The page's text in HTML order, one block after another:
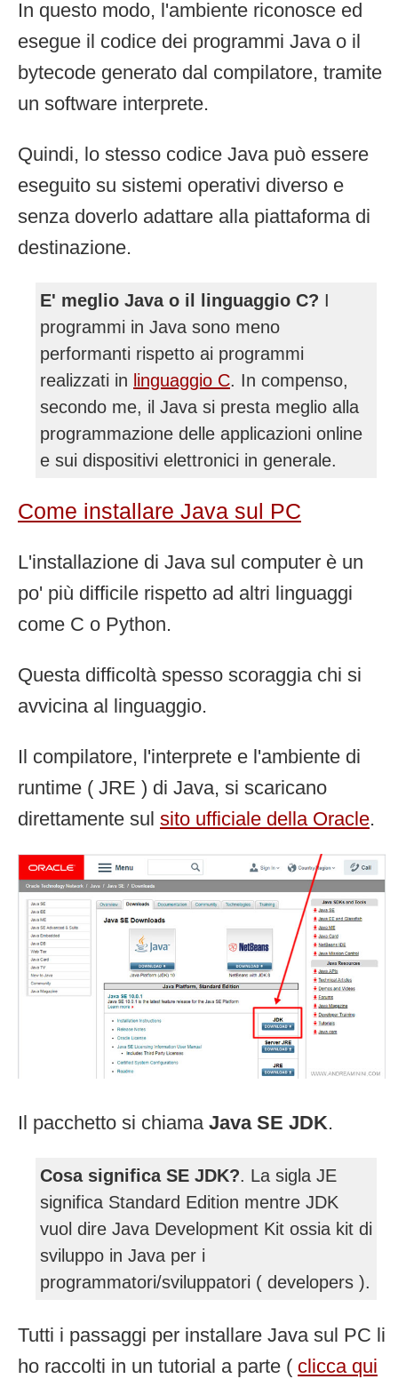
In questo modo, l'ambiente riconosce ed
esegue il codice dei programmi Java o il
bytecode generato dal compilatore, tramite
un software interprete.
Quindi, lo stesso codice Java può essere
eseguito su sistemi operativi diverso e
senza doverlo adattare alla piattaforma di
destinazione.
E' meglio Java o il linguaggio C? I
programmi in Java sono meno
performanti rispetto ai programmi
realizzati in linguaggio C. In compenso,
secondo me, il Java si presta meglio alla
programmazione delle applicazioni online
e sui dispositivi elettronici in generale.
Come installare Java sul PC
L'installazione di Java sul computer è un
po' più difficile rispetto ad altri linguaggi
come C o Python.
Questa difficoltà spesso scoraggia chi si
avvicina al linguaggio.
Il compilatore, l'interprete e l'ambiente di
runtime ( JRE ) di Java, si scaricano
direttamente sul sito ufficiale della Oracle.
Il pacchetto si chiama Java SE JDK.
Cosa significa SE JDK?. La sigla JE
significa Standard Edition mentre JDK
vuol dire Java Development Kit ossia kit di
sviluppo in Java per i
programmatori/sviluppatori ( developers ).
Tutti i passaggi per installare Java sul PC li
ho raccolti in un tutorial a parte ( clicca qui